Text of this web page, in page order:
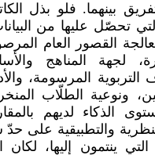
بينهما. فلو بذل
تحصّل عليها من
القصور العام
لجهة المناهج
التربوية المرسومة،
ونوعية الطلّاب
الذكاء لديهم
والتطبيقية على
التي ينتمون إليها، لكان